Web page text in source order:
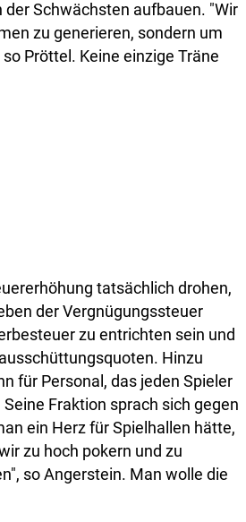
Schwächsten aufbauen. "Wir
zu generieren, sondern um
Pröttel. Keine einzige Träne
tatsächlich drohen,
der Vergnügungssteuer
zu entrichten sein und
Hinzu
für Personal, das jeden Spieler
Fraktion sprach sich gegen
ein Herz für Spielhallen hätte,
zu hoch pokern und zu
so Angerstein. Man wolle die